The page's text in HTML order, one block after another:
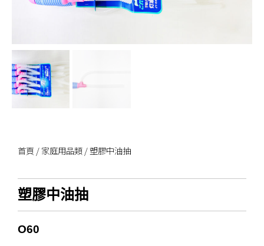
首頁 /家庭用品類/ 塑膠中油抽
塑膠中油抽
O60